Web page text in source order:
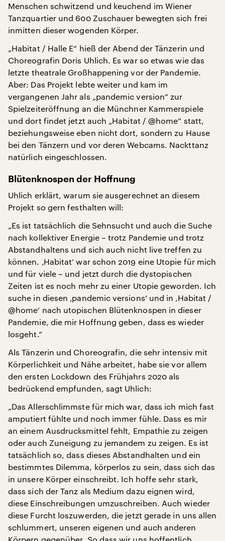
Menschen schwitzend und keuchend im Wiener
Tanzquartier und 600 Zuschauer bewegten sich frei
inmitten dieser wogenden Körper.
„Habitat / Halle E“ hieß der Abend der Tänzerin und
Choreografin Doris Uhlich. Es war so etwas wie das
letzte theatrale Großhappening vor der Pandemie.
Aber: Das Projekt lebte weiter und kam im
vergangenen Jahr als „pandemic version“ zur
Spielzeiteröffnung an die Münchner Kammerspiele
und dort findet jetzt auch „Habitat / @home“ statt,
beziehungsweise eben nicht dort, sondern zu Hause
bei den Tänzern und vor deren Webcams. Nackttanz
natürlich eingeschlossen.
Blütenknospen der Hoffnung
Uhlich erklärt, warum sie ausgerechnet an diesem
Projekt so gern festhalten will:
„Es ist tatsächlich die Sehnsucht und auch die Suche
nach kollektiver Energie – trotz Pandemie und trotz
Abstandhaltens und sich auch nicht live treffen zu
können. ‚Habitat‘ war schon 2019 eine Utopie für mich
und für viele – und jetzt durch die dystopischen
Zeiten ist es noch mehr zu einer Utopie geworden. Ich
suche in diesen ‚pandemic versions‘ und in ‚Habitat /
@home‘ nach utopischen Blütenknospen in dieser
Pandemie, die mir Hoffnung geben, dass es wieder
losgeht.“
Als Tänzerin und Choreografin, die sehr intensiv mit
Körperlichkeit und Nähe arbeitet, habe sie vor allem
den ersten Lockdown des Frühjahrs 2020 als
bedrückend empfunden, sagt Uhlich:
„Das Allerschlimmste für mich war, dass ich mich fast
amputiert fühlte und noch immer fühle. Dass es mir
an einem Ausdrucksmittel fehlt, Empathie zu zeigen
oder auch Zuneigung zu jemandem zu zeigen. Es ist
tatsächlich so, dass dieses Abstandhalten und ein
bestimmtes Dilemma, körperlos zu sein, dass sich das
in unsere Körper einschreibt. Ich hoffe sehr stark,
dass sich der Tanz als Medium dazu eignen wird,
diese Einschreibungen umzuschreiben. Auch wieder
diese Furcht loszuwerden, die jetzt gerade in uns allen
schlummert, unseren eigenen und auch anderen